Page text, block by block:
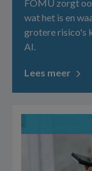
FOMU zorgt
wat het is en
grotere risico's
AI.
Lees meer